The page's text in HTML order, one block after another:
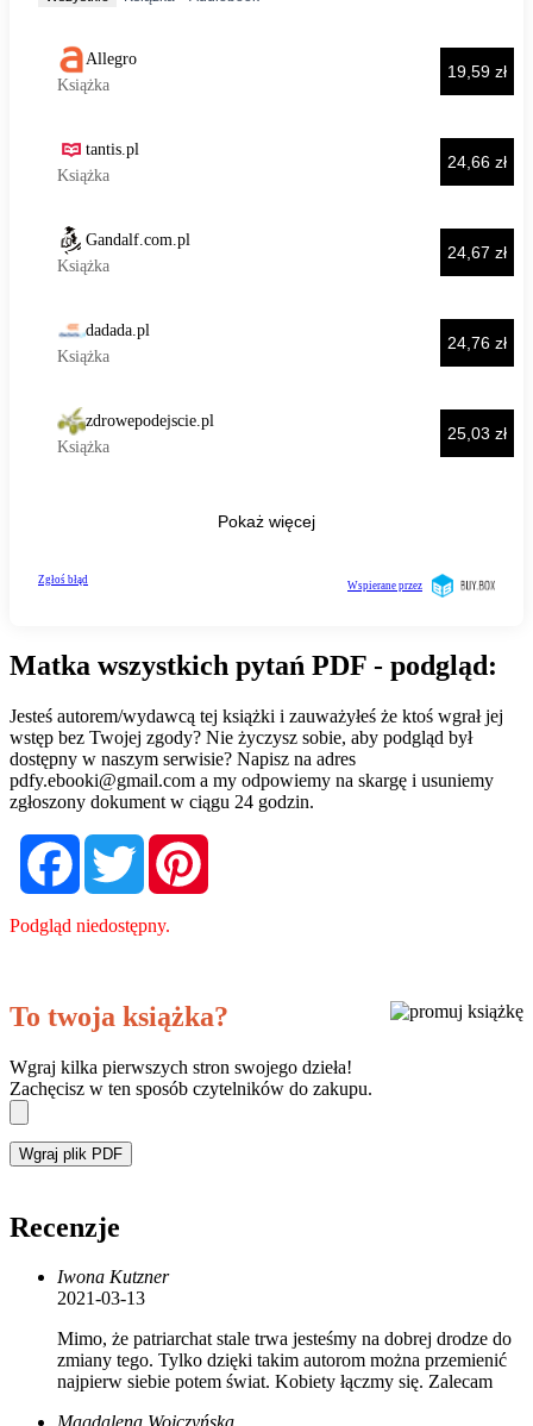
Matka wszystkich pytań PDF - podgląd:
Jesteś autorem/wydawcą tej książki i zauważyłeś że ktoś wgrał jej
wstęp bez Twojej zgody? Nie życzysz sobie, aby podgląd był
dostępny w naszym serwisie? Napisz na adres
pdfy.ebooki@gmail.com a my odpowiemy na skargę i usuniemy
zgłoszony dokument w ciągu 24 godzin.
FacebookTwitter
Podgląd niedostępny.
To twoja książka?
Wgraj kilka pierwszych stron swojego dzieła!
Zachęcisz w ten sposób czytelników do zakupu.
Wgraj plik PDF
Recenzje
Iwona Kutzner
2021-03-13
Mimo, że patriarchat stale trwa jesteśmy na dobrej drodze do
zmiany tego. Tylko dzięki takim autorom można przemienić
najpierw siebie potem świat. Kobiety łączmy się. Zalecam